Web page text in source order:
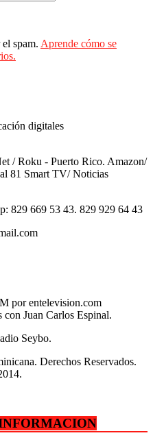
spam. Aprende cómo se
digitales
/ Roku - Puerto Rico. Amazon/
81 Smart TV/ Noticias
829 669 53 43. 829 929 64 43
por entelevision.com
Juan Carlos Espinal.
Seybo.
Derechos Reservados.